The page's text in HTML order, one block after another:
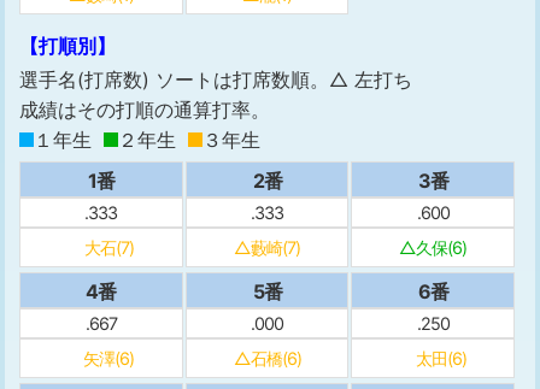
【打順別】
選手名(打席数) ソートは打席数順。△ 左打ち
成績はその打順の通算打率。
１年生
２年生
３年生
1番
.333
大石(7)
2番
.333
△藪崎(7)
3番
.600
△久保(6)
4番
.667
矢澤(6)
5番
.000
△石橋(6)
6番
.250
太田(6)